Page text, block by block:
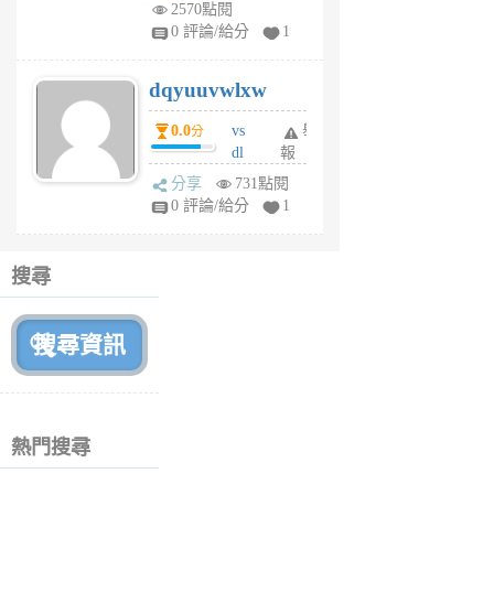
tu
6
個
月
前
2570點閱
0 評論/給分
1
dqyuuvwlxw
0.0分
vs
dl
sq
fy
舉
報
分享
731點閱
0 評論/給分
1
搜尋
熱門搜尋